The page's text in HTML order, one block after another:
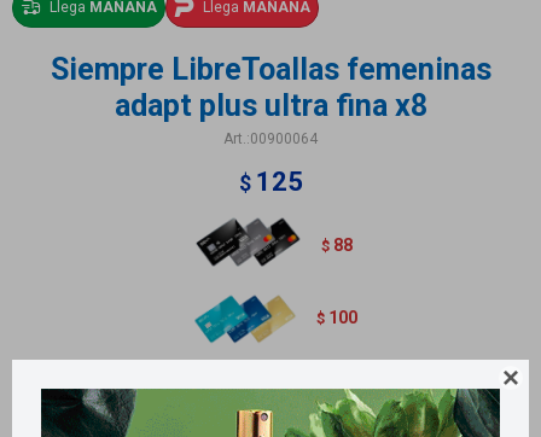

Llega MAÑANA Llega MAÑANA
Siempre LibreToallas femeninas
adapt plus ultra fina x8
00900064
$ 125
$ 88
$ 100
Adapt plus ultra fina suave. Contiene 8 unidades